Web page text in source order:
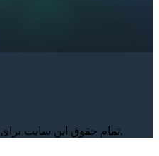
© تمام حقوق این سایت برایمحفوظ است.